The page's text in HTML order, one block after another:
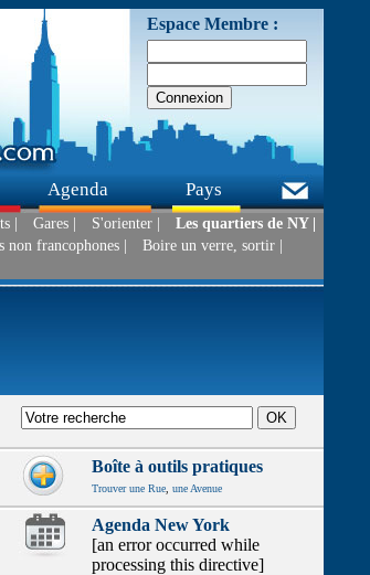
Espace Membre :
| Gares | S'orienter |
Les quartiers de NY |
non francophones |
Boire un verre, sortir |
Agenda Pays
Boîte à outils pratiques
Trouver une Rue une Avenue
Agenda New York
[an error occurred while
processing this directive]